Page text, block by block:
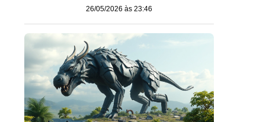
26/05/2026 às 23:46